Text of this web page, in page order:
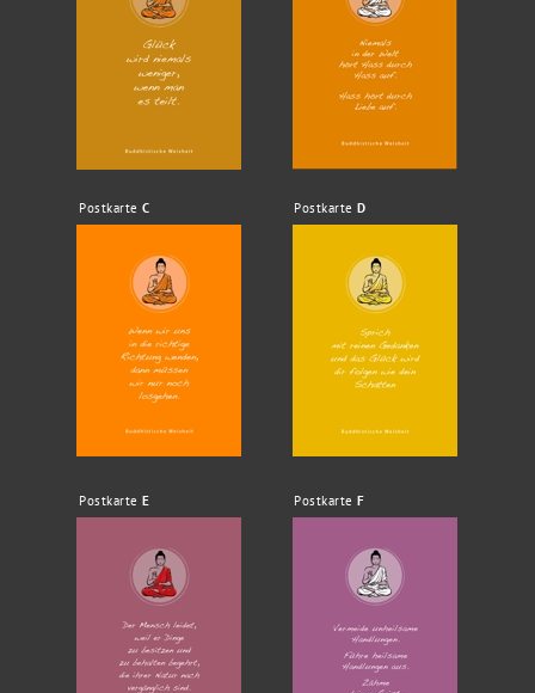
Postkarte C Postkarte D
Postkarte E Postkarte F